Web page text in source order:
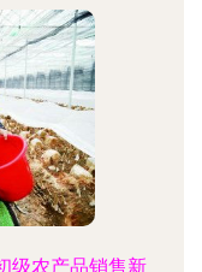
级农产品销售新